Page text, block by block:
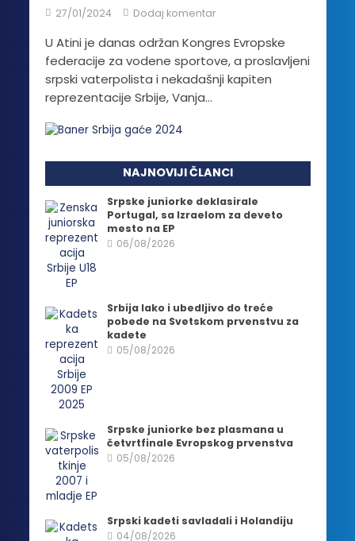
27/01/2024 Dodaj komentar
U Atini je danas održan Kongres Evropske
federacije za vodene sportove, a proslavljeni
srpski vaterpolista i nekadašnji kapiten
reprezentacije Srbije, Vanja...
NAJNOVIJI ČLANCI
Srpske juniorke deklasirale
Portugal, sa Izraelom za deveto
mesto na EP
06/08/2026
Srbija lako i ubedljivo do treće
pobede na Svetskom prvenstvu za
kadete
05/08/2026
Srpske juniorke bez plasmana u
četvrtfinale Evropskog prvenstva
05/08/2026
Srpski kadeti savladali i Holandiju
04/08/2026